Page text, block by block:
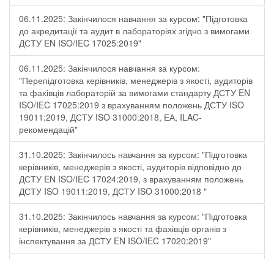
06.11.2025: Закінчилося навчання за курсом: "Підготовка
до акредитації та аудит в лабораторіях згідно з вимогами
ДСТУ EN ISO/IEC 17025:2019"
06.11.2025: Закінчилося навчання за курсом:
"Перепідготовка керівників, менеджерів з якості, аудиторів
та фахівців лабораторій за вимогами стандарту ДСТУ EN
ISO/IEC 17025:2019 з врахуванням положень ДСТУ ISO
19011:2019, ДСТУ ISO 31000:2018, ЕА, ILAC-
рекомендацій"
31.10.2025: Закінчилось навчання за курсом: "Підготовка
керівників, менеджерів з якості, аудиторів відповідно до
ДСТУ EN ISO/IEC 17024:2019, з врахуванням положень
ДСТУ ISO 19011:2019, ДСТУ ISO 31000:2018 "
31.10.2025: Закінчилось навчання за курсом: "Підготовка
керівників, менеджерів з якості та фахівців органів з
інспектування за ДСТУ EN ISO/IEC 17020:2019"